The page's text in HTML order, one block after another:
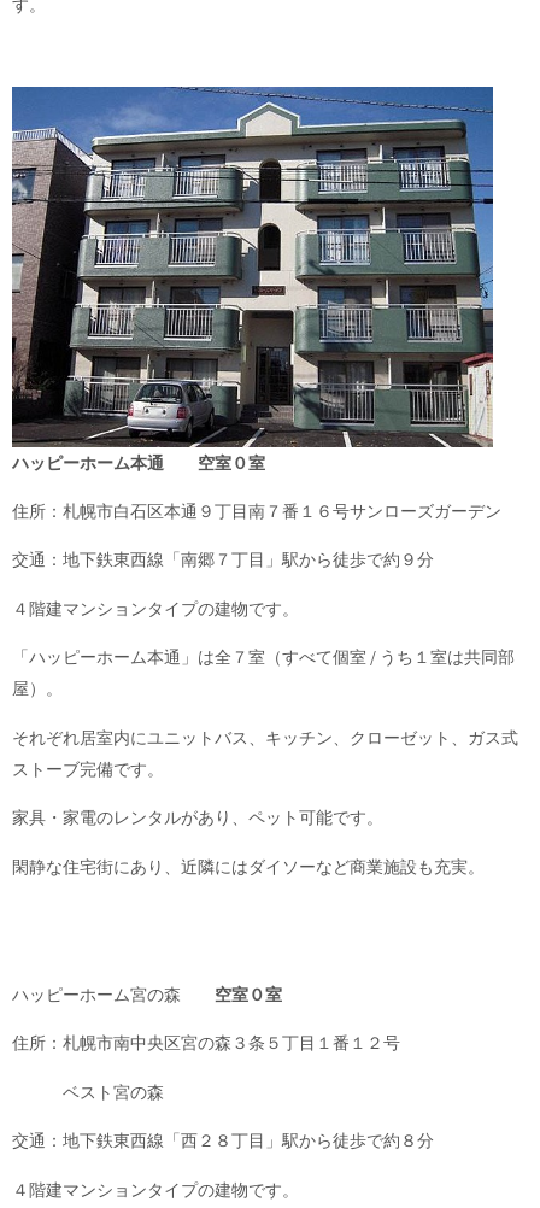
す。
ハッピーホーム本通 空室０室
住所：札幌市白石区本通９丁目南７番１６号サンローズガーデン
交通：地下鉄東西線「南郷７丁目」駅から徒歩で約９分
４階建マンションタイプの建物です。
「ハッピーホーム本通」は全７室（すべて個室 / うち１室は共同部
屋）。
それぞれ居室内にユニットバス、キッチン、クローゼット、ガス式
ストーブ完備です。
家具・家電のレンタルがあり、ペット可能です。
閑静な住宅街にあり、近隣にはダイソーなど商業施設も充実。
ハッピーホーム宮の森 空室０室
住所：札幌市南中央区宮の森３条５丁目１番１２号
ベスト宮の森
交通：地下鉄東西線「西２８丁目」駅から徒歩で約８分
４階建マンションタイプの建物です。